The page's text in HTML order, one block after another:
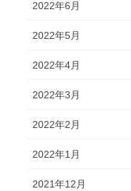
2022年6月
2022年5月
2022年4月
2022年3月
2022年2月
2022年1月
2021年12月